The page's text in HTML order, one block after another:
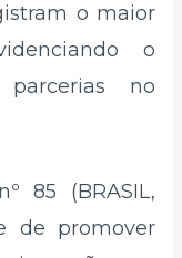
o maior
o
no
85 (BRASIL,
de promover